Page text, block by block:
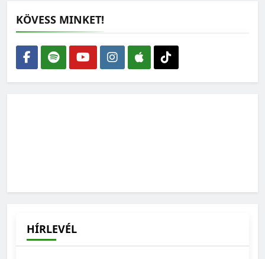
Lehet-e rendszerkritika nélkül zöldnek lenni?
2026-07-27
2026-07-15
KÖVESS MINKET!
HÍRLEVÉL